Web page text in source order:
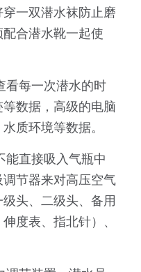
一双潜水袜防止磨
合潜水靴一起使
数据，高级的电脑
质环境等数据。
节器来对高压空气
头、二级头、备用
度表、指北针）、